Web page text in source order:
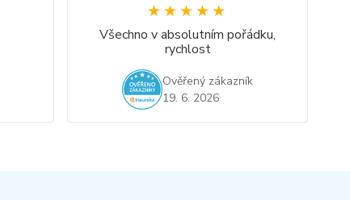
★★★★★
★★★★★
Všechno v absolutním pořádku,
rychlost
Ověřený zákazník
19. 6. 2026